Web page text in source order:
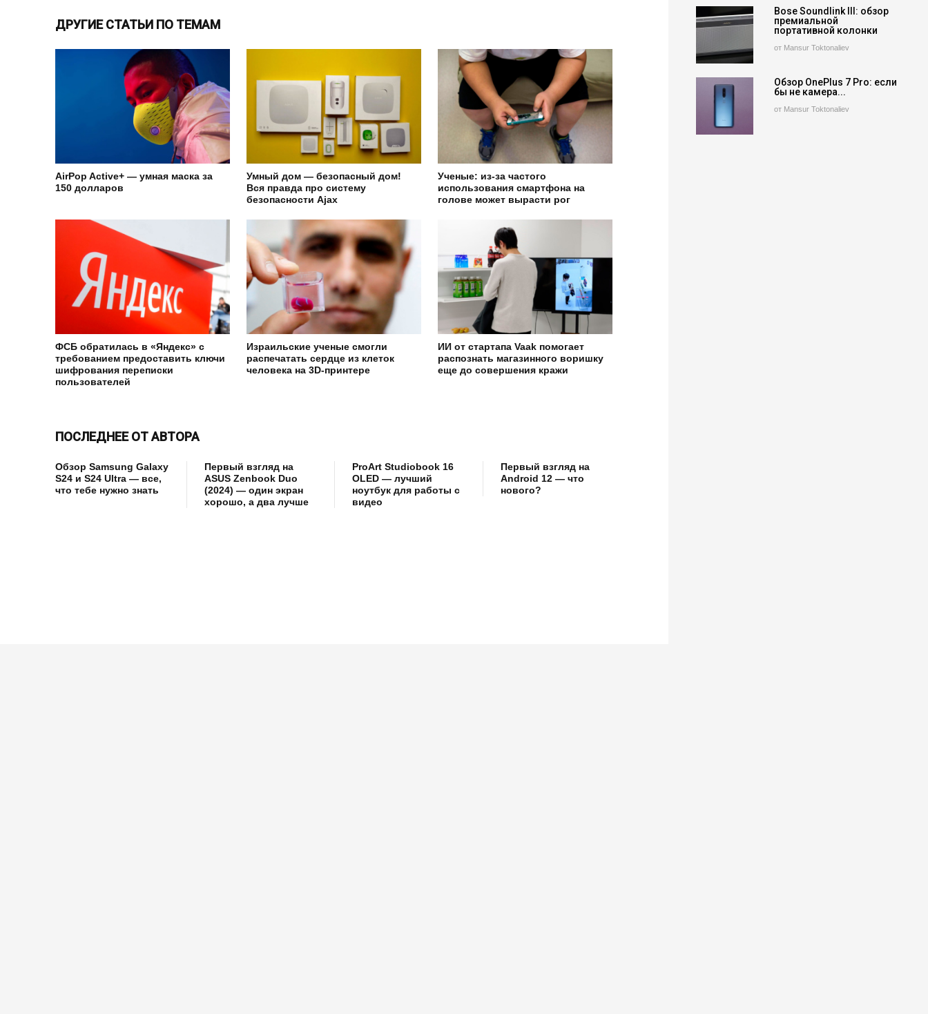
ДРУГИЕ СТАТЬИ ПО ТЕМАМ
AirPop Active+ — умная маска за
150 долларов
Умный дом — безопасный дом!
Вся правда про систему
безопасности Ajax
Ученые: из-за частого
использования смартфона на
голове может вырасти рог
ФСБ обратилась в «Яндекс» с
требованием предоставить ключи
шифрования переписки
пользователей
Израильские ученые смогли
распечатать сердце из клеток
человека на 3D-принтере
ИИ от стартапа Vaak помогает
распознать магазинного воришку
еще до совершения кражи
ПОСЛЕДНЕЕ ОТ АВТОРА
Обзор Samsung Galaxy
S24 и S24 Ultra — все,
что тебе нужно знать
Первый взгляд на
ASUS Zenbook Duo
(2024) — один экран
хорошо, а два лучше
ProArt Studiobook 16
OLED — лучший
ноутбук для работы с
видео
Первый взгляд на
Android 12 — что
нового?
Bose Soundlink III: обзор
премиальной
портативной колонки
от Mansur Toktonaliev
Обзор OnePlus 7 Pro: если
бы не камера...
от Mansur Toktonaliev